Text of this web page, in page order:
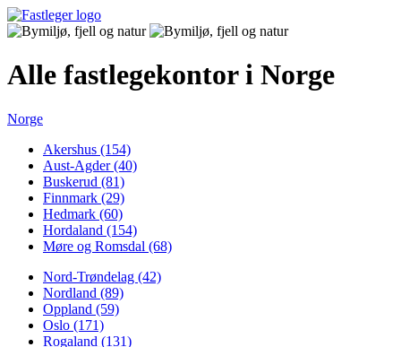
Alle fastlegekontor i Norge
Norge
Akershus (154)
Aust-Agder (40)
Buskerud (81)
Finnmark (29)
Hedmark (60)
Hordaland (154)
Møre og Romsdal (68)
Nord-Trøndelag (42)
Nordland (89)
Oppland (59)
Oslo (171)
Rogaland (131)